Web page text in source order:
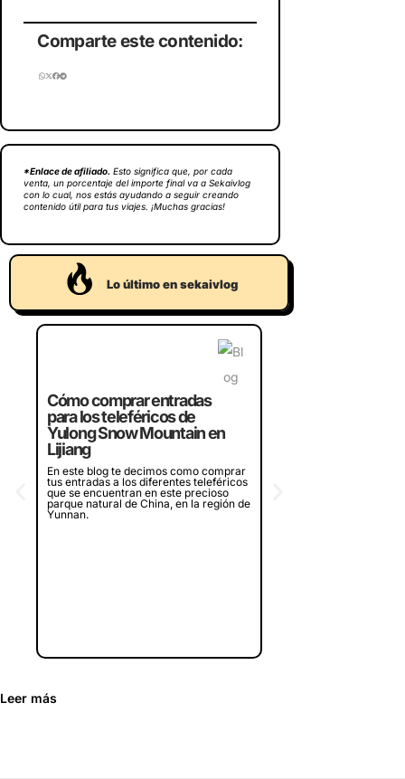
Comparte este contenido:
*Enlace de afiliado. Esto significa que, por cada
venta, un porcentaje del importe final va a Sekaivlog
con lo cual, nos estás ayudando a seguir creando
contenido útil para tus viajes. ¡Muchas gracias!
Lo último en sekaivlog
Cómo comprar entradas
para los teleféricos de
Yulong Snow Mountain en
Lijiang
En este blog te decimos como comprar
tus entradas a los diferentes teleféricos
que se encuentran en este precioso
parque natural de China, en la región de
Yunnan.
Leer más